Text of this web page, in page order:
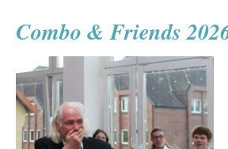
Combo & Friends